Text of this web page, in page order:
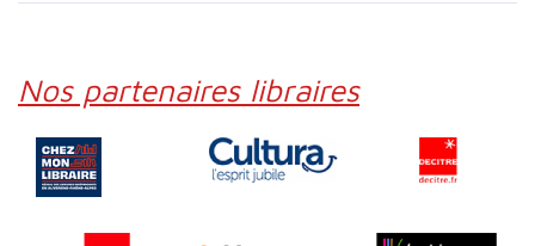
Nos partenaires libraires